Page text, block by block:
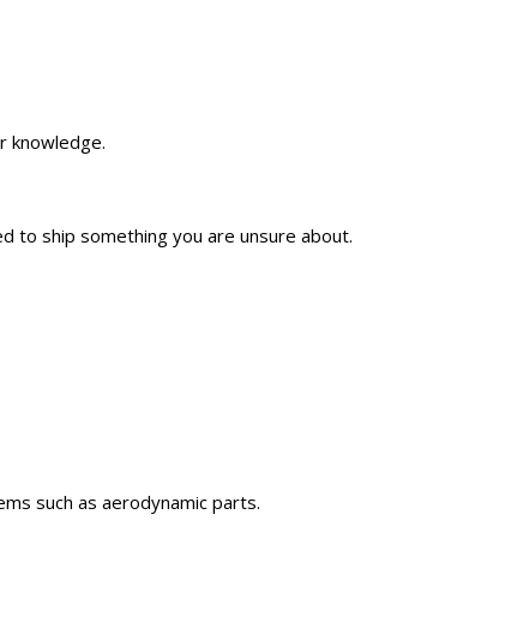
knowledge.
to ship something you are unsure about.
such as aerodynamic parts.